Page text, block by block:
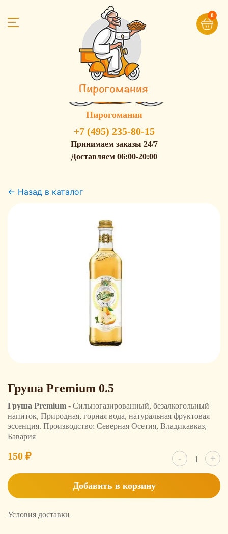
Пирогомания
+7 (495) 235-80-15
Принимаем заказы 24/7
Доставляем 06:00-20:00
← Назад в каталог
Груша Premium 0.5
Груша Premium - Сильногазированный, безалкогольный
напиток, Природная, горная вода, натуральная фруктовая
эссенция. Производство: Северная Осетия, Владикавказ,
Бавария
150 ₽ - товара
Premium
+
Добавить в корзину
Условия доставки
0